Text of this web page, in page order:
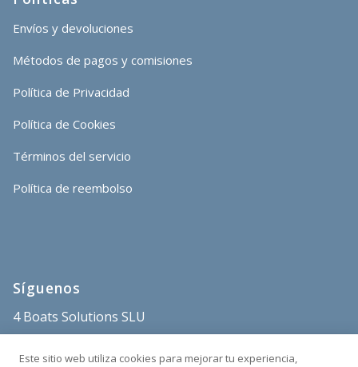
Envíos y devoluciones
Métodos de pagos y comisiones
Política de Privacidad
Política de Cookies
Términos del servicio
Política de reembolso
Síguenos
4 Boats Solutions SLU
Este sitio web utiliza cookies para mejorar tu experiencia,